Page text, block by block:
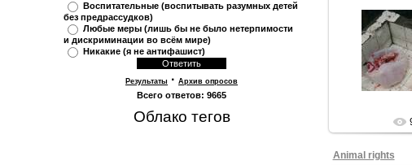
Воспитательные (воспитывать разумных детей
без предрассудков)
Любые меры (лишь бы не было нетерпимости
и дискриминации во всём мире)
Никакие (я не антифашист)
Результаты · Архив опросов
Всего ответов: 9665
Облако тегов
Animal rights